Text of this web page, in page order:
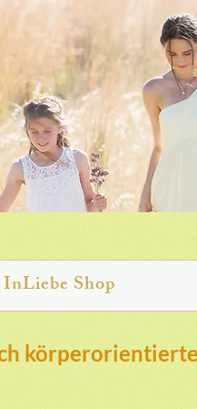
InLiebe Shop